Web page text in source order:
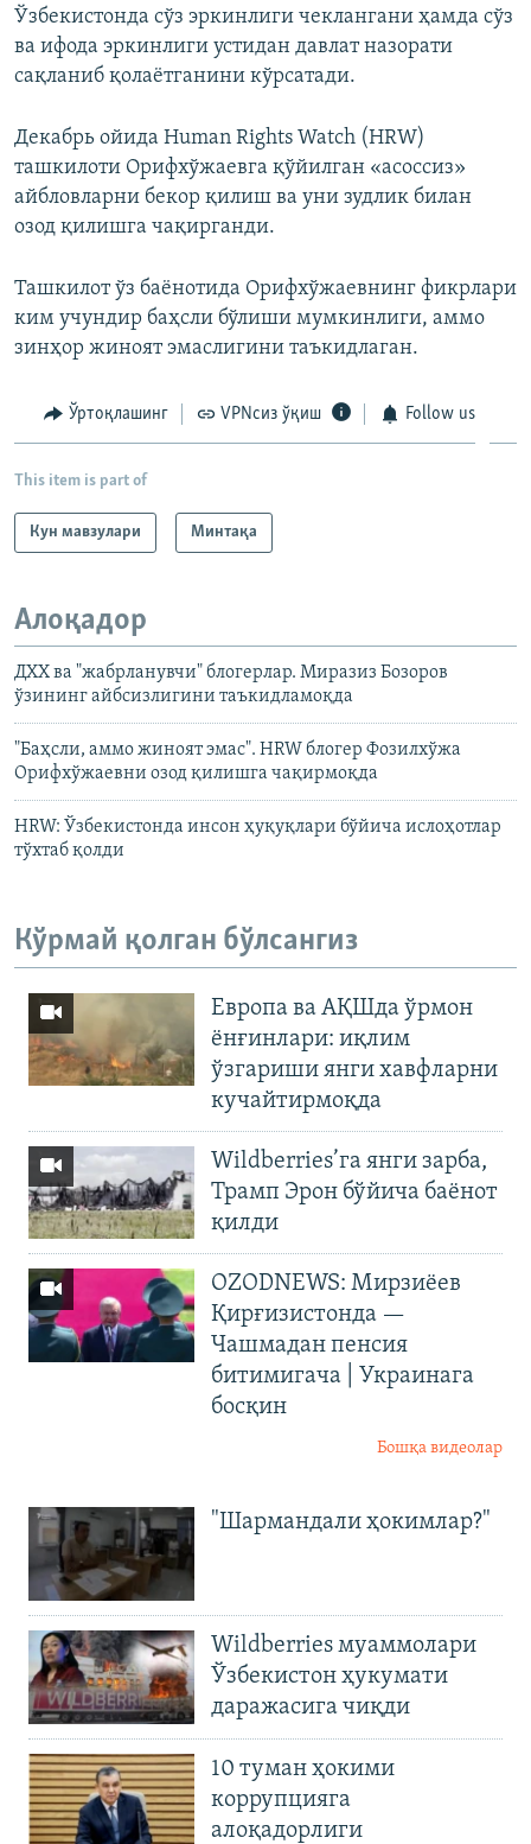
Ўзбекистонда сўз эркинлиги чеклангани ҳамда сўз
ва ифода эркинлиги устидан давлат назорати
сақланиб қолаётганини кўрсатади.
Декабрь ойида Human Rights Watch (HRW)
ташкилоти Орифхўжаевга қўйилган «асоссиз»
айбловларни бекор қилиш ва уни зудлик билан
озод қилишга чақирганди.
Ташкилот ўз баёнотида Орифхўжаевнинг фикрлари
ким учундир баҳсли бўлиши мумкинлиги, аммо
зинҳор жиноят эмаслигини таъкидлаган.
Ўртоқлашинг VPNсиз ўқиш Follow us
This item is part of
Кун мавзулари Минтақа
Алоқадор
ДХХ ва "жабрланувчи" блогерлар. Миразиз Бозоров
ўзининг айбсизлигини таъкидламоқда
"Баҳсли, аммо жиноят эмас". HRW блогер Фозилхўжа
Орифхўжаевни озод қилишга чақирмоқда
HRW: Ўзбекистонда инсон ҳуқуқлари бўйича ислоҳотлар
тўхтаб қолди
Кўрмай қолган бўлсангиз
Европа ва АҚШда ўрмон
ёнғинлари: иқлим
ўзгариши янги хавфларни
кучайтирмоқда
Wildberries’га янги зарба,
Трамп Эрон бўйича баёнот
қилди
OZODNEWS: Мирзиёев
Қирғизистонда —
Чашмадан пенсия
битимигача | Украинага
босқин
Бошқа видеолар
"Шармандали ҳокимлар?"
Wildberries муаммолари
Ўзбекистон ҳукумати
даражасига чиқди
10 туман ҳокими
коррупцияга
алоқадорлиги